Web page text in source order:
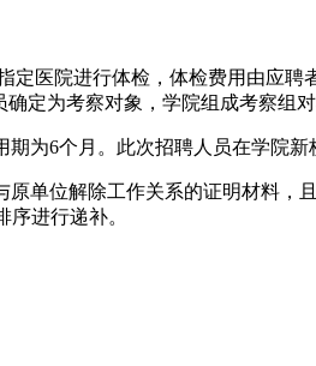
医院进行体检，体检费用由应聘
定为考察对象，学院组成考察组对
为6个月。此次招聘人员在学院新
位解除工作关系的证明材料，
进行递补。